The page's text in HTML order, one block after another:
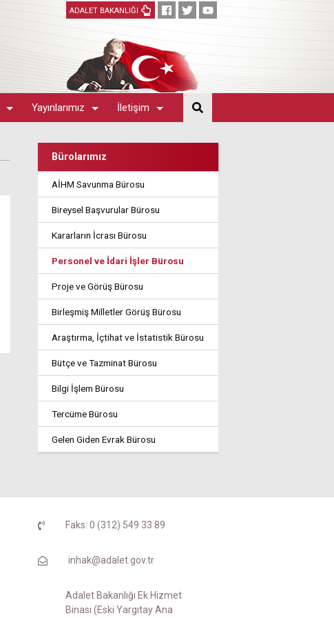
ADALET BAKANLIĞI
Yayınlarımız İletişim
Bürolarımız
AİHM Savunma Bürosu
Bireysel Başvurular Bürosu
Kararların İcrası Bürosu
Personel ve İdari İşler Bürosu
Proje ve Görüş Bürosu
Birleşmiş Milletler Görüş Bürosu
Araştırma, İçtihat ve İstatistik Bürosu
Bütçe ve Tazminat Bürosu
Bilgi İşlem Bürosu
Tercüme Bürosu
Gelen Giden Evrak Bürosu
Faks: 0 (312) 549 33 89
inhak@adalet.gov.tr
Adalet Bakanlığı Ek Hizmet
Binası (Eski Yargıtay Ana